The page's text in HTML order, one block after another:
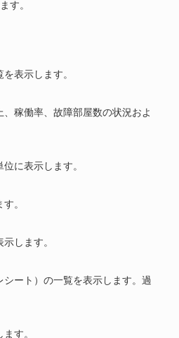
す。
表示します。
稼働率、故障部屋数の状況およ
に表示します。
。
します。
ート）の一覧を表示します。過
す。